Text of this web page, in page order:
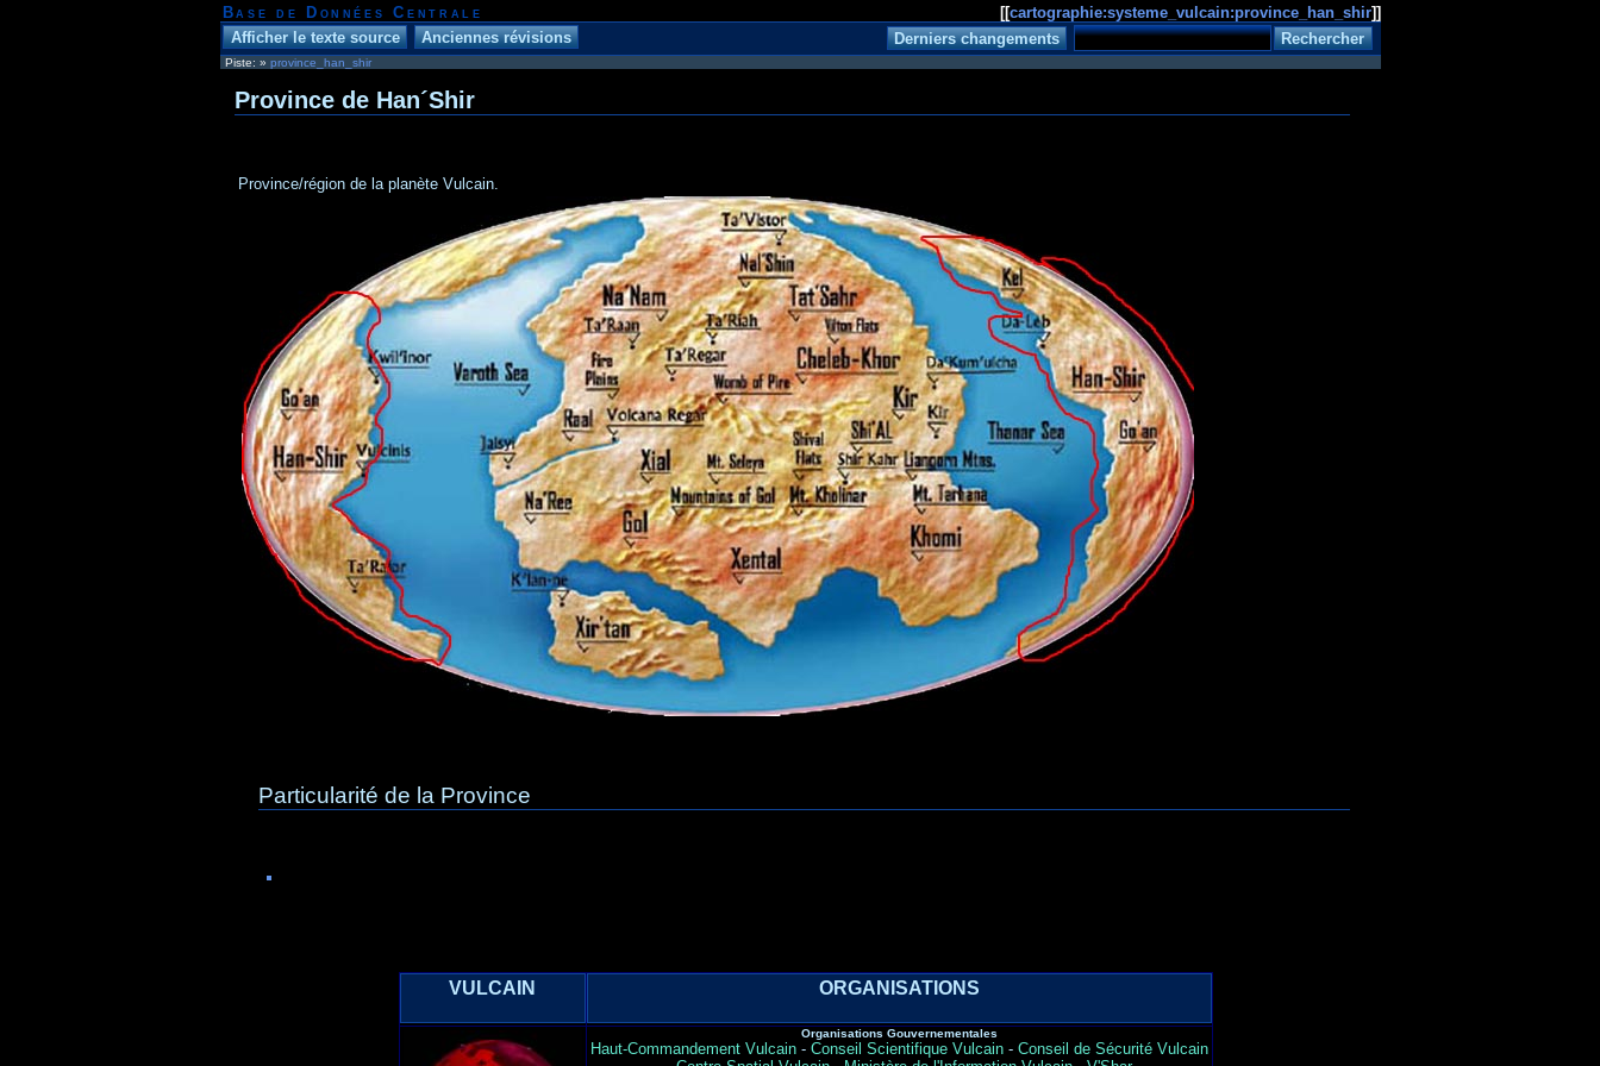
[[cartographie:systeme_vulcain:province_han_shir]]
Base de Données Centrale
Piste: » province_han_shir
Province de Han´Shir
Province/région de la planète Vulcain.
Particularité de la Province
VULCAIN ORGANISATIONS
Organisations Gouvernementales
Haut-Commandement Vulcain- Conseil Scientifique Vulcain- Conseil de Sécurité Vulcain